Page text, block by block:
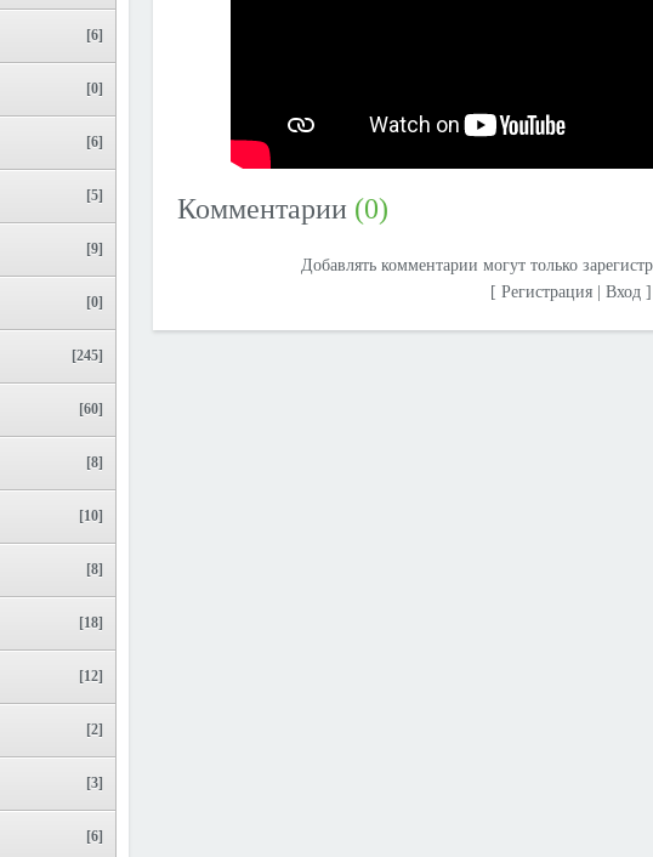
[6]
[0]
[6]
[5]
[9]
[0]
[245]
[60]
[8]
[10]
[8]
[18]
[12]
[2]
[3]
[6]
Комментарии (0)
Добавлять комментарии могут только
[ Регистрация| Вход]